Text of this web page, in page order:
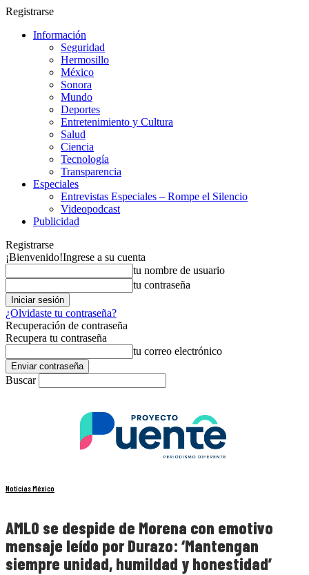
Registrarse
Información
Seguridad
Hermosillo
México
Sonora
Mundo
Deportes
Entretenimiento y Cultura
Salud
Ciencia
Tecnología
Transparencia
Especiales
Entrevistas Especiales – Rompe el Silencio
Videopodcast
Publicidad
Registrarse
¡Bienvenido!Ingrese a su cuenta
tu nombre de usuario
tu contraseña
¿Olvidaste tu contraseña?
Recuperación de contraseña
Recupera tu contraseña
tu correo electrónico
Buscar
Noticias México
AMLO se despide de Morena con emotivo
mensaje leído por Durazo: ‘Mantengan
siempre unidad, humildad y honestidad’